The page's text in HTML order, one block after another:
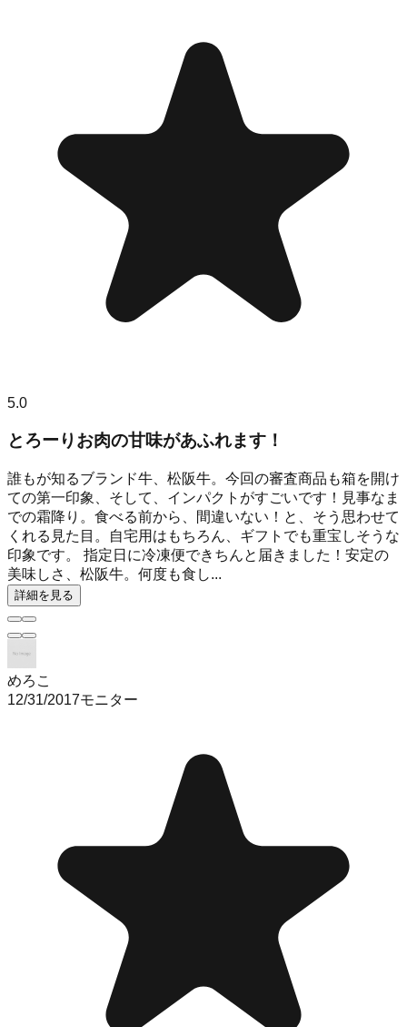
5.0
とろーりお肉の甘味があふれます！
誰もが知るブランド牛、松阪牛。今回の審査商品も箱を開け
ての第一印象、そして、インパクトがすごいです！見事なま
での霜降り。食べる前から、間違いない！と、そう思わせて
くれる見た目。自宅用はもちろん、ギフトでも重宝しそうな
印象です。 指定日に冷凍便できちんと届きました！安定の
美味しさ、松阪牛。何度も食し...
詳細を見る
めろこ
12/31/2017モニター